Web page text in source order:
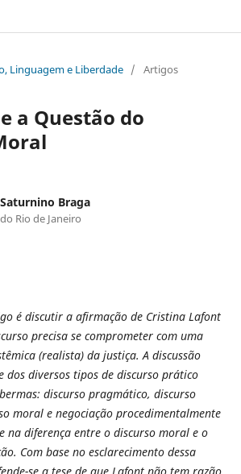
Linguagem e Liberdade / Artigos
a Questão do
Braga
Rio de Janeiro
é discutir a afirmação de Cristina Lafont
precisa se comprometer com uma
(realista) da justiça. A discussão
dos diversos tipos de discurso prático
discurso pragmático, discurso
moral e negociação procedimentalmente
na diferença entre o discurso moral e o
Com base no esclarecimento dessa